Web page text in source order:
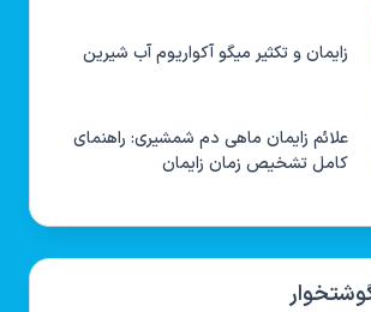
زایمان و تکثیر میگو آکواریوم آب شیرین
علائم زایمان ماهی دم شمشیری: راهنمای
کامل تشخیص زمان زایمان